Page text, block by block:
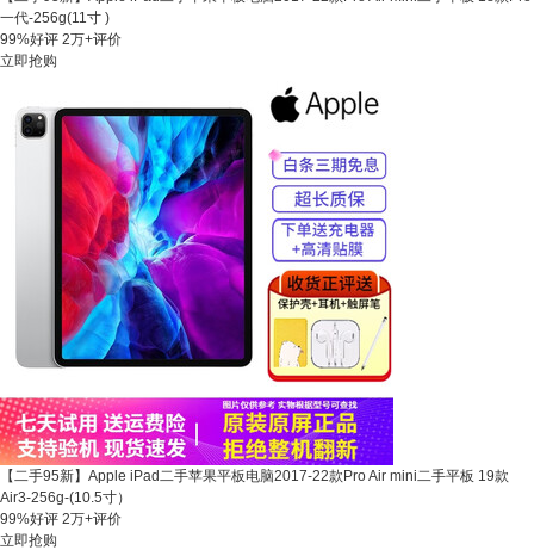
一代-256g(11寸 )
99%好评 2万+评价
立即抢购
【二手95新】Apple iPad二手苹果平板电脑2017-22款Pro Air mini二手平板 19款
Air3-256g-(10.5寸）
99%好评 2万+评价
立即抢购